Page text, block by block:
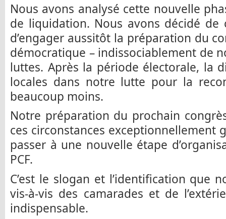
Nous avons analysé cette nouvelle
de liquidation. Nous avons décidé
d’engager aussitôt la préparation du
démocratique – indissociablement de
luttes. Après la période électorale, la
locales dans notre lutte pour la
beaucoup moins.
Notre préparation du prochain
ces circonstances exceptionnellement
passer à une nouvelle étape
PCF.
C’est le slogan et l’identification que
vis-à-vis des camarades et de
indispensable.